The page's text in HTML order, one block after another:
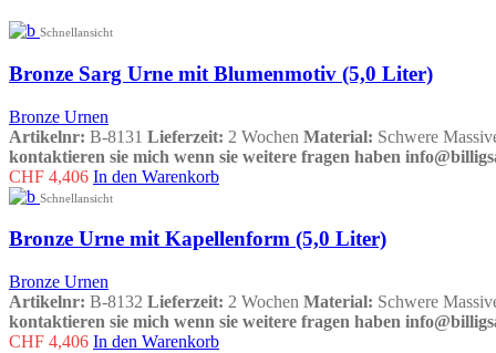
Schnellansicht
Bronze Sarg Urne mit Blumenmotiv (5,0 Liter)
Bronze Urnen
Artikelnr: B-8131 Lieferzeit: 2 Wochen Material: Schwere
kontaktieren sie mich wenn sie weitere fragen haben
CHF 4,406 In den Warenkorb
Schnellansicht
Bronze Urne mit Kapellenform (5,0 Liter)
Bronze Urnen
Artikelnr: B-8132 Lieferzeit: 2 Wochen Material: Schwere
kontaktieren sie mich wenn sie weitere fragen haben
CHF 4,406 In den Warenkorb